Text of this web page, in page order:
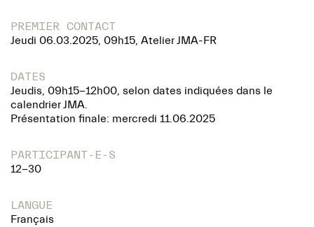
PREMIER CONTACT
Jeudi 06.03.2025, 09h15, Atelier JMA-FR
DATES
Jeudis, 09h15-12h00, selon dates indiquées dans le
calendrier JMA.
Présentation finale: mercredi 11.06.2025
PARTICIPANT-E-S
12-30
LANGUE
Français